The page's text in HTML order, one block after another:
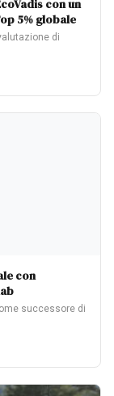
con un
5% globale
di
con
successore di